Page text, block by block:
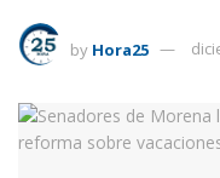
by Hora25